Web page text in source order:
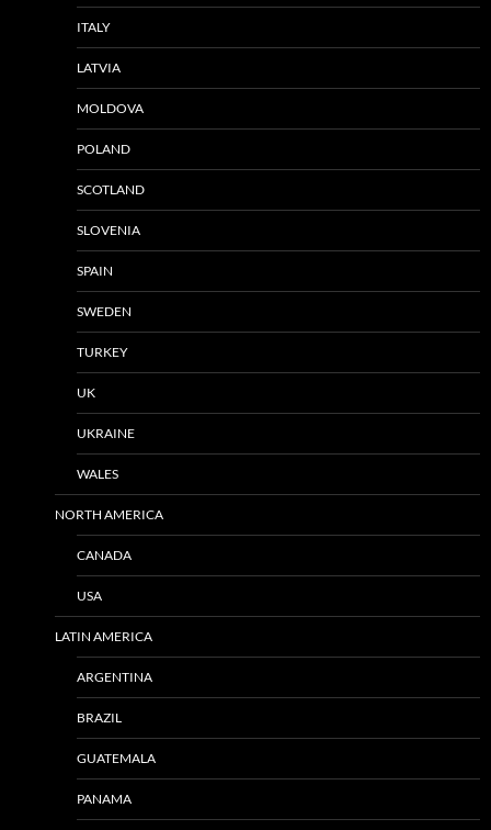
ITALY
LATVIA
MOLDOVA
POLAND
SCOTLAND
SLOVENIA
SPAIN
SWEDEN
TURKEY
UK
UKRAINE
WALES
NORTH AMERICA
CANADA
USA
LATIN AMERICA
ARGENTINA
BRAZIL
GUATEMALA
PANAMA